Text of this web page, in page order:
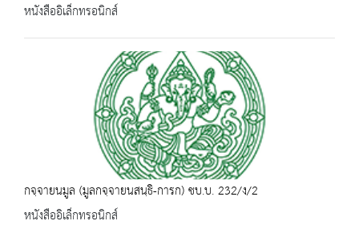
หนังสืออิเล็กทรอนิกส์
กจฺจายนมูล (มูลกจฺจายนสนฺธิ-การก) ชบ.บ. 232/ง/2
หนังสืออิเล็กทรอนิกส์